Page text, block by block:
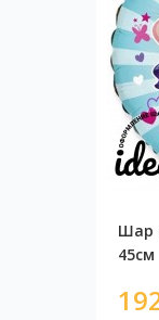
Шар
45см